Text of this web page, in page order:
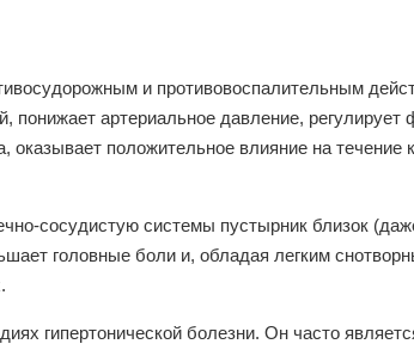
и противовоспалительным
понижает артериальное давление,
оказывает положительное влияние на течение
сосудистую системы пустырник близок
головные боли и, обладая легким
гипертонической болезни. Он часто